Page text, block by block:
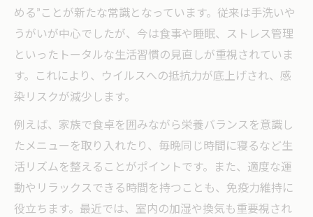
める”ことが新たな常識となっています。従来は手洗いや
うがいが中心でしたが、今は食事や睡眠、ストレス管理
といったトータルな生活習慣の見直しが重視されていま
す。これにより、ウイルスへの抵抗力が底上げされ、感
染リスクが減少します。
例えば、家族で食卓を囲みながら栄養バランスを意識し
たメニューを取り入れたり、毎晩同じ時間に寝るなど生
活リズムを整えることがポイントです。また、適度な運
動やリラックスできる時間を持つことも、免疫力維持に
役立ちます。最近では、室内の加湿や換気も重要視され